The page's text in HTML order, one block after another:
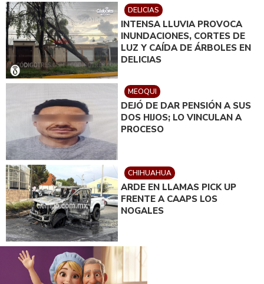
DELICIAS
INTENSA LLUVIA PROVOCA
INUNDACIONES, CORTES DE
LUZ Y CAÍDA DE ÁRBOLES EN
DELICIAS
MEOQUI
DEJÓ DE DAR PENSIÓN A SUS
DOS HIJOS; LO VINCULAN A
PROCESO
CHIHUAHUA
ARDE EN LLAMAS PICK UP
FRENTE A CAAPS LOS
NOGALES